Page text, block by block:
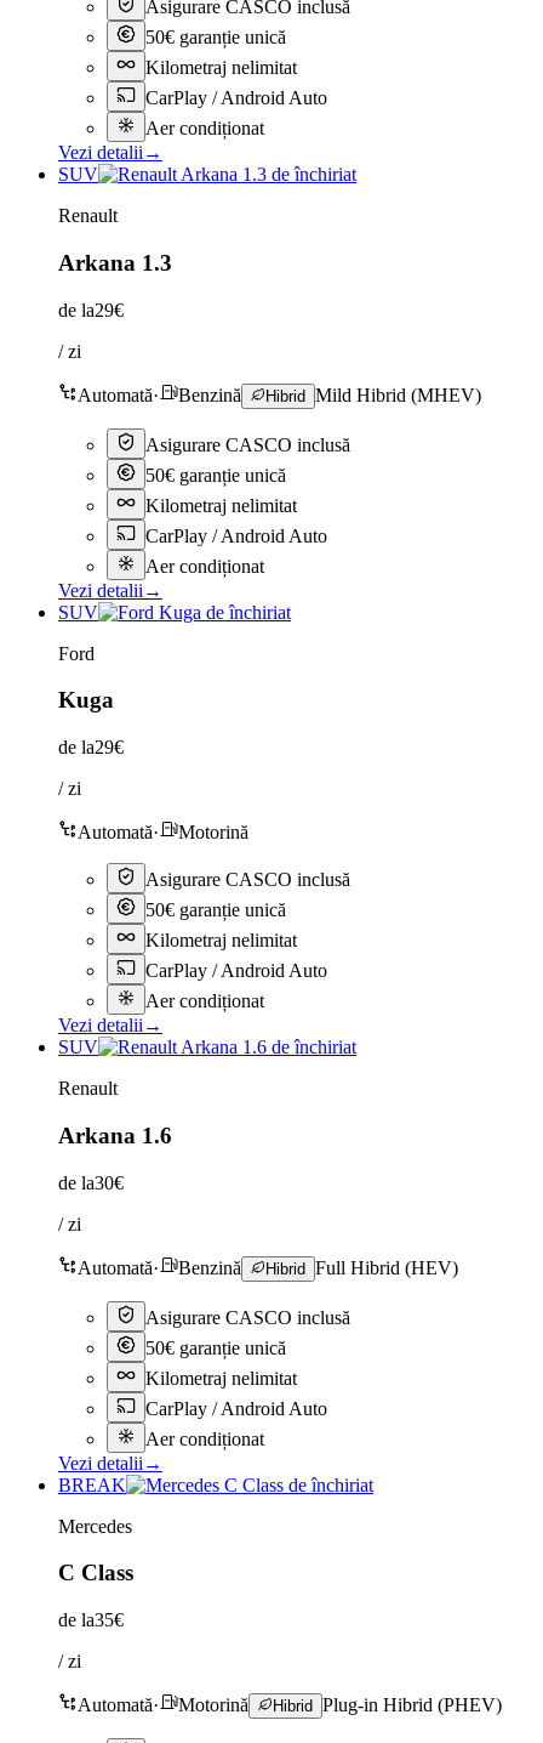
Asigurare CASCO inclusă
50€ garanție unică
Kilometraj nelimitat
CarPlay / Android Auto
Aer condiționat
Vezi detalii →
SUV
Renault
Arkana 1.3
de la29€
/ zi
Automată· Benzină Hibrid Mild Hibrid (MHEV)
Asigurare CASCO inclusă
50€ garanție unică
Kilometraj nelimitat
CarPlay / Android Auto
Aer condiționat
Vezi detalii →
SUV
Ford
Kuga
de la29€
/ zi
Automată· Motorină
Asigurare CASCO inclusă
50€ garanție unică
Kilometraj nelimitat
CarPlay / Android Auto
Aer condiționat
Vezi detalii →
SUV
Renault
Arkana 1.6
de la30€
/ zi
Automată· Benzină Hibrid Full Hibrid (HEV)
Asigurare CASCO inclusă
50€ garanție unică
Kilometraj nelimitat
CarPlay / Android Auto
Aer condiționat
Vezi detalii →
BREAK
Mercedes
C Class
de la35€
/ zi
Automată· Motorină Hibrid Plug-in Hibrid (PHEV)